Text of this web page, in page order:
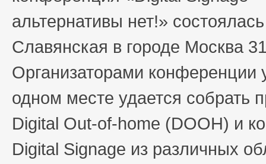
альтернативы нет!»
Славянская в городе Москва
Организаторами конференции
одном месте удается собрать
Digital Out-of-home (DOOH) и
Digital Signage из различных